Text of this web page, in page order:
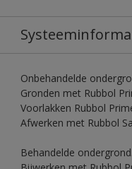
Onbehandelde
Gronden met Rubbol
Voorlakken Rubbol
Afwerken met Rubbol
Behandelde ondergrond.